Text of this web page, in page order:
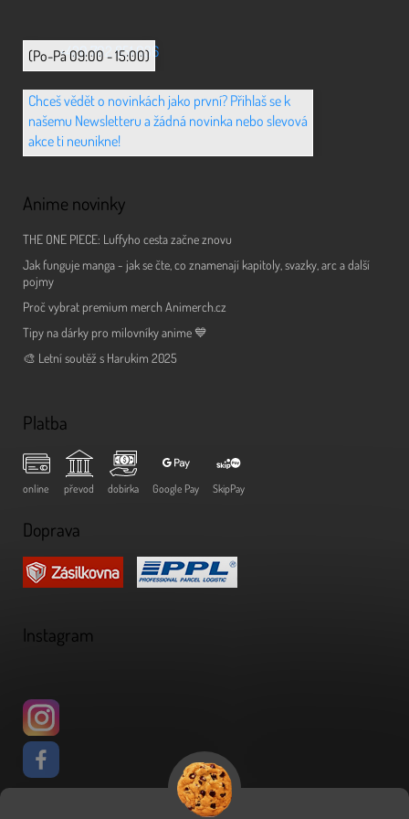
+420 702 851 036
(Po-Pá 09:00 - 15:00)
Chceš vědět o novinkách jako první? Přihlaš se k
našemu Newsletteru a žádná novinka nebo slevová
akce ti neunikne!
Anime novinky
THE ONE PIECE: Luffyho cesta začne znovu
Jak funguje manga - jak se čte, co znamenají kapitoly, svazky, arc a další
pojmy
Proč vybrat premium merch Animerch.cz
Tipy na dárky pro milovníky anime 💙
🎨 Letní soutěž s Harukim 2025
Platba
online převod dobírka Google Pay SkipPay
Doprava
Instagram